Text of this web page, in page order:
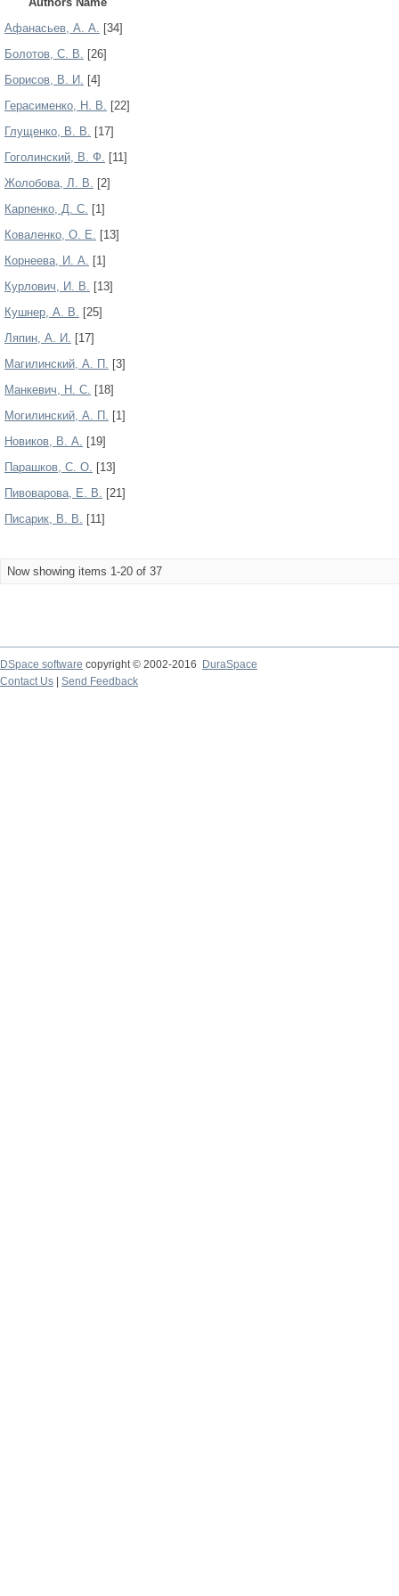
Афанасьев, А. А. [34]
Болотов, С. В. [26]
Борисов, В. И. [4]
Герасименко, Н. В. [22]
Глущенко, В. В. [17]
Гоголинский, В. Ф. [11]
Жолобова, Л. В. [2]
Карпенко, Д. С. [1]
Коваленко, О. Е. [13]
Корнеева, И. А. [1]
Курлович, И. В. [13]
Кушнер, А. В. [25]
Ляпин, А. И. [17]
Магилинский, А. П. [3]
Манкевич, Н. С. [18]
Могилинский, А. П. [1]
Новиков, В. А. [19]
Парашков, С. О. [13]
Пивоварова, Е. В. [21]
Писарик, В. В. [11]
Now showing items 1-20 of 37
DSpace software copyright © 2002-2016
DuraSpace
Contact Us
Send Feedback